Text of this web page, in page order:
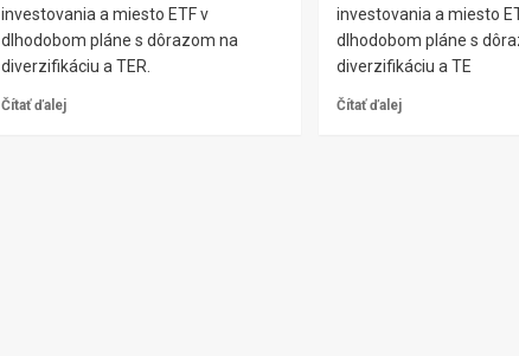
investovania a miesto ETF v
dlhodobom pláne s dôrazom na
diverzifikáciu a TER.
Čítať ďalej
investovania a miesto
dlhodobom pláne s
diverzifikáciu a TE
Čítať ďalej